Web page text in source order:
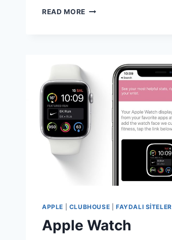
READ MORE APPLE
APPLE CLUBHOUSE FAYDALI SITELER
Apple Watch